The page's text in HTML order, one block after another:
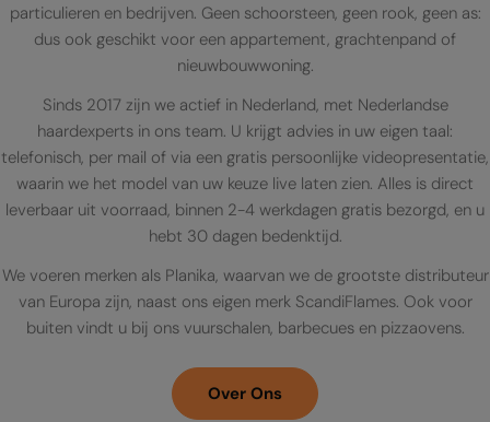
particulieren en bedrijven. Geen schoorsteen, geen rook, geen as:
dus ook geschikt voor een appartement, grachtenpand of
nieuwbouwwoning.
Sinds 2017 zijn we actief in Nederland, met Nederlandse
haardexperts in ons team. U krijgt advies in uw eigen taal:
telefonisch, per mail of via een gratis persoonlijke videopresentatie,
waarin we het model van uw keuze live laten zien. Alles is direct
leverbaar uit voorraad, binnen 2-4 werkdagen gratis bezorgd, en u
hebt 30 dagen bedenktijd.
We voeren merken als Planika, waarvan we de grootste distributeur
van Europa zijn, naast ons eigen merk ScandiFlames. Ook voor
buiten vindt u bij ons vuurschalen, barbecues en pizzaovens.
Over Ons